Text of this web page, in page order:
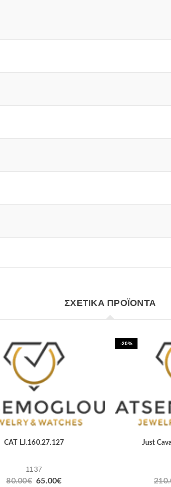
ΣΧΕΤΙΚΆ ΠΡΟΪΌΝΤΑ
CAT LJ.160.27.127
1137
80.00€ 65.00€
-20%
Just